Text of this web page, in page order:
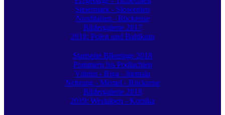
Steiermark - Slowenien
Norditalien - Rückreise
Bildergalerie 2017
2018: Polen und Baltikum
Startseite Bikertage 2018
Pommern bis Podlachien
Vilnius - Riga - Jürmala
Nehrung - Memel - Rückreise
Bildergalerie 2018
2019: Westalpen - Korsika